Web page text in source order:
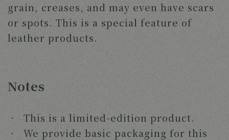
grain, creases, and may even have scars
or spots. This is a special feature of
leather products.
Notes
‧ This is a limited-edition product.
‧ We provide basic packaging for this